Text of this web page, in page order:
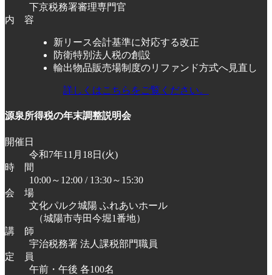
下京税務署審理専門官
内 容
新リース会計基準に対応する改正
防衛特別法人税の創設
輸出物品販売場制度のリファンド方式へ見直し
詳しくはこちらをご覧ください。
源泉所得税の年末調整説明会
開催日
令和7年11月18日(火)
時 間
10:00～12:00 / 13:30～15:30
会 場
文化パルク城陽 ふれあいホール
（城陽市寺田今堀1番地）
講 師
宇治税務署 法人課税部門職員
定 員
午前・午後 各100名